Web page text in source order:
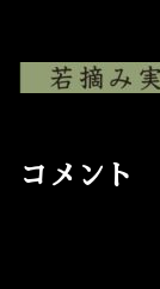
コメント